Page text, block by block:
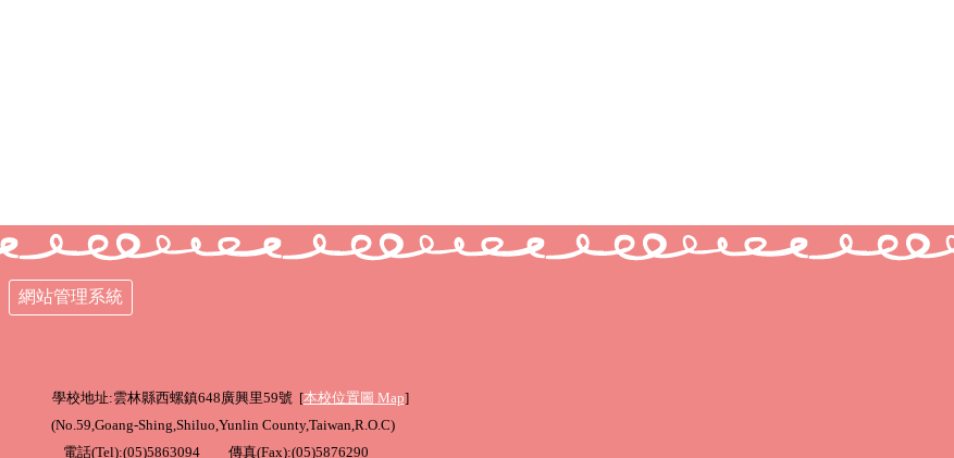
網站管理系統
學校地址:雲林縣西螺鎮648廣興里59號 [本校位置圖 Map]
(No.59,Goang-Shing,Shiluo,Yunlin County,Taiwan,R.O.C)
電話(Tel):(05)5863094 傳真(Fax):(05)5876290